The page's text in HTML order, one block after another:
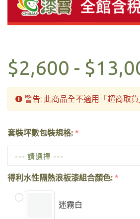
$2,600 -
警告: 此商品全不適用「超商取貨
套裝坪數包裝規格: *
--- 請選擇 ---
得利水性隔熱浪板漆組合顏色: *
迷霧白